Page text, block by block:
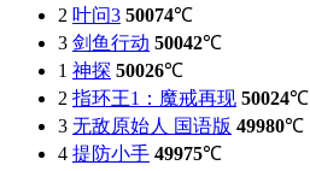
2 叶问3 50074℃
3 剑鱼行动 50042℃
1 神探 50026℃
2 指环王1：魔戒再现 50024℃
3 无敌原始人 国语版 49980℃
4 提防小手 49975℃